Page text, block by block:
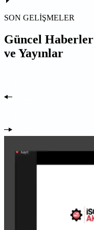
SON GELİŞMELER
Güncel Haberler
ve Yayınlar